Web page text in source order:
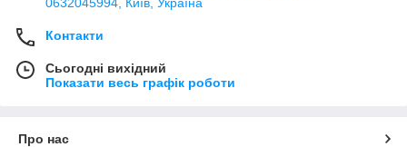
Контакти
Сьогодні вихідний
Показати весь графік роботи
Про нас